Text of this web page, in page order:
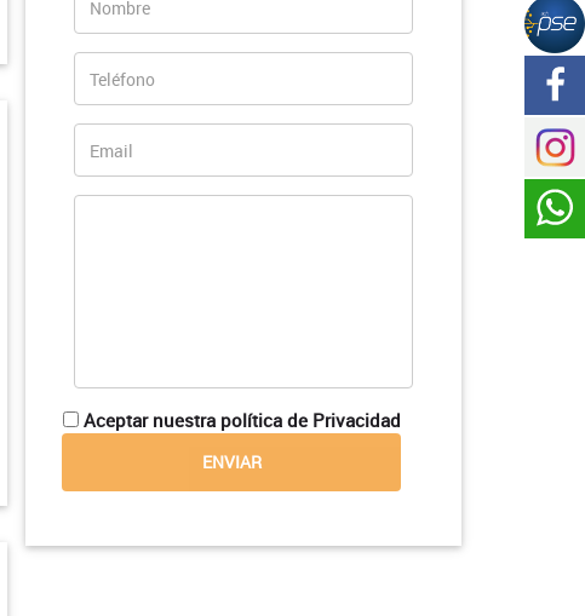
Aceptar nuestra política de Privacidad